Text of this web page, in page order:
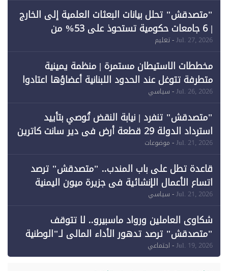
"متصدقش" تحلل بيانات البعثات العلمية إلى الخارج
| 6 جامعات حكومية تستحوذ على 53% من
Jul. 27, 2026- تعليم
مخططات الاستيطان مستمرة | منظمة يمينية
متطرفة تتوغل عند الحدود اللبنانية أعضاؤها اعتادوا
خرق الحدود
Jul. 26, 2026- سياسي
"متصدقش" تنفرد | نيابة النقض تُوصي بتأييد
استرداد الدولة 29 قطعة أرض في دير سانت كاترين
وقبول طعن الحكومة جزئيًا (1)
Jul. 21, 2026- موضوعات
قاعدة تطل على باب المندب.. "متصدقش" ترصد
اتساع الأعمال الإنشائية في جزيرة ميون اليمنية
Jul. 21, 2026- سياسي
شكاوى العاملين ورواد ماسبيرو.. لا تتوقف
"متصدقش" ترصد تدهور الأداء المالي لـ"الوطنية
للإعلام"
Jul. 19, 2026- اجتماعي